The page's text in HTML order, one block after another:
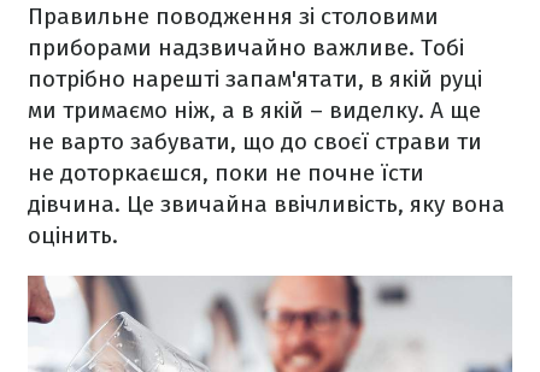
Правильне поводження зі столовими
приборами надзвичайно важливе. Тобі
потрібно нарешті запам'ятати, в якій руці
ми тримаємо ніж, а в якій – виделку. А ще
не варто забувати, що до своєї страви ти
не доторкаєшся, поки не почне їсти
дівчина. Це звичайна ввічливість, яку вона
оцінить.